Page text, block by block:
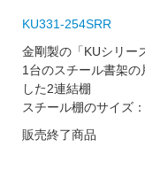
KU331-254SRR
金剛製の「KUシリー
1台のスチール書架
した2連結棚
スチール棚のサイズ
販売終了商品